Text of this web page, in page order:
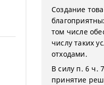
Создание
том числе
числу таких
отходами.
В силу п. 6 ч.
принятие